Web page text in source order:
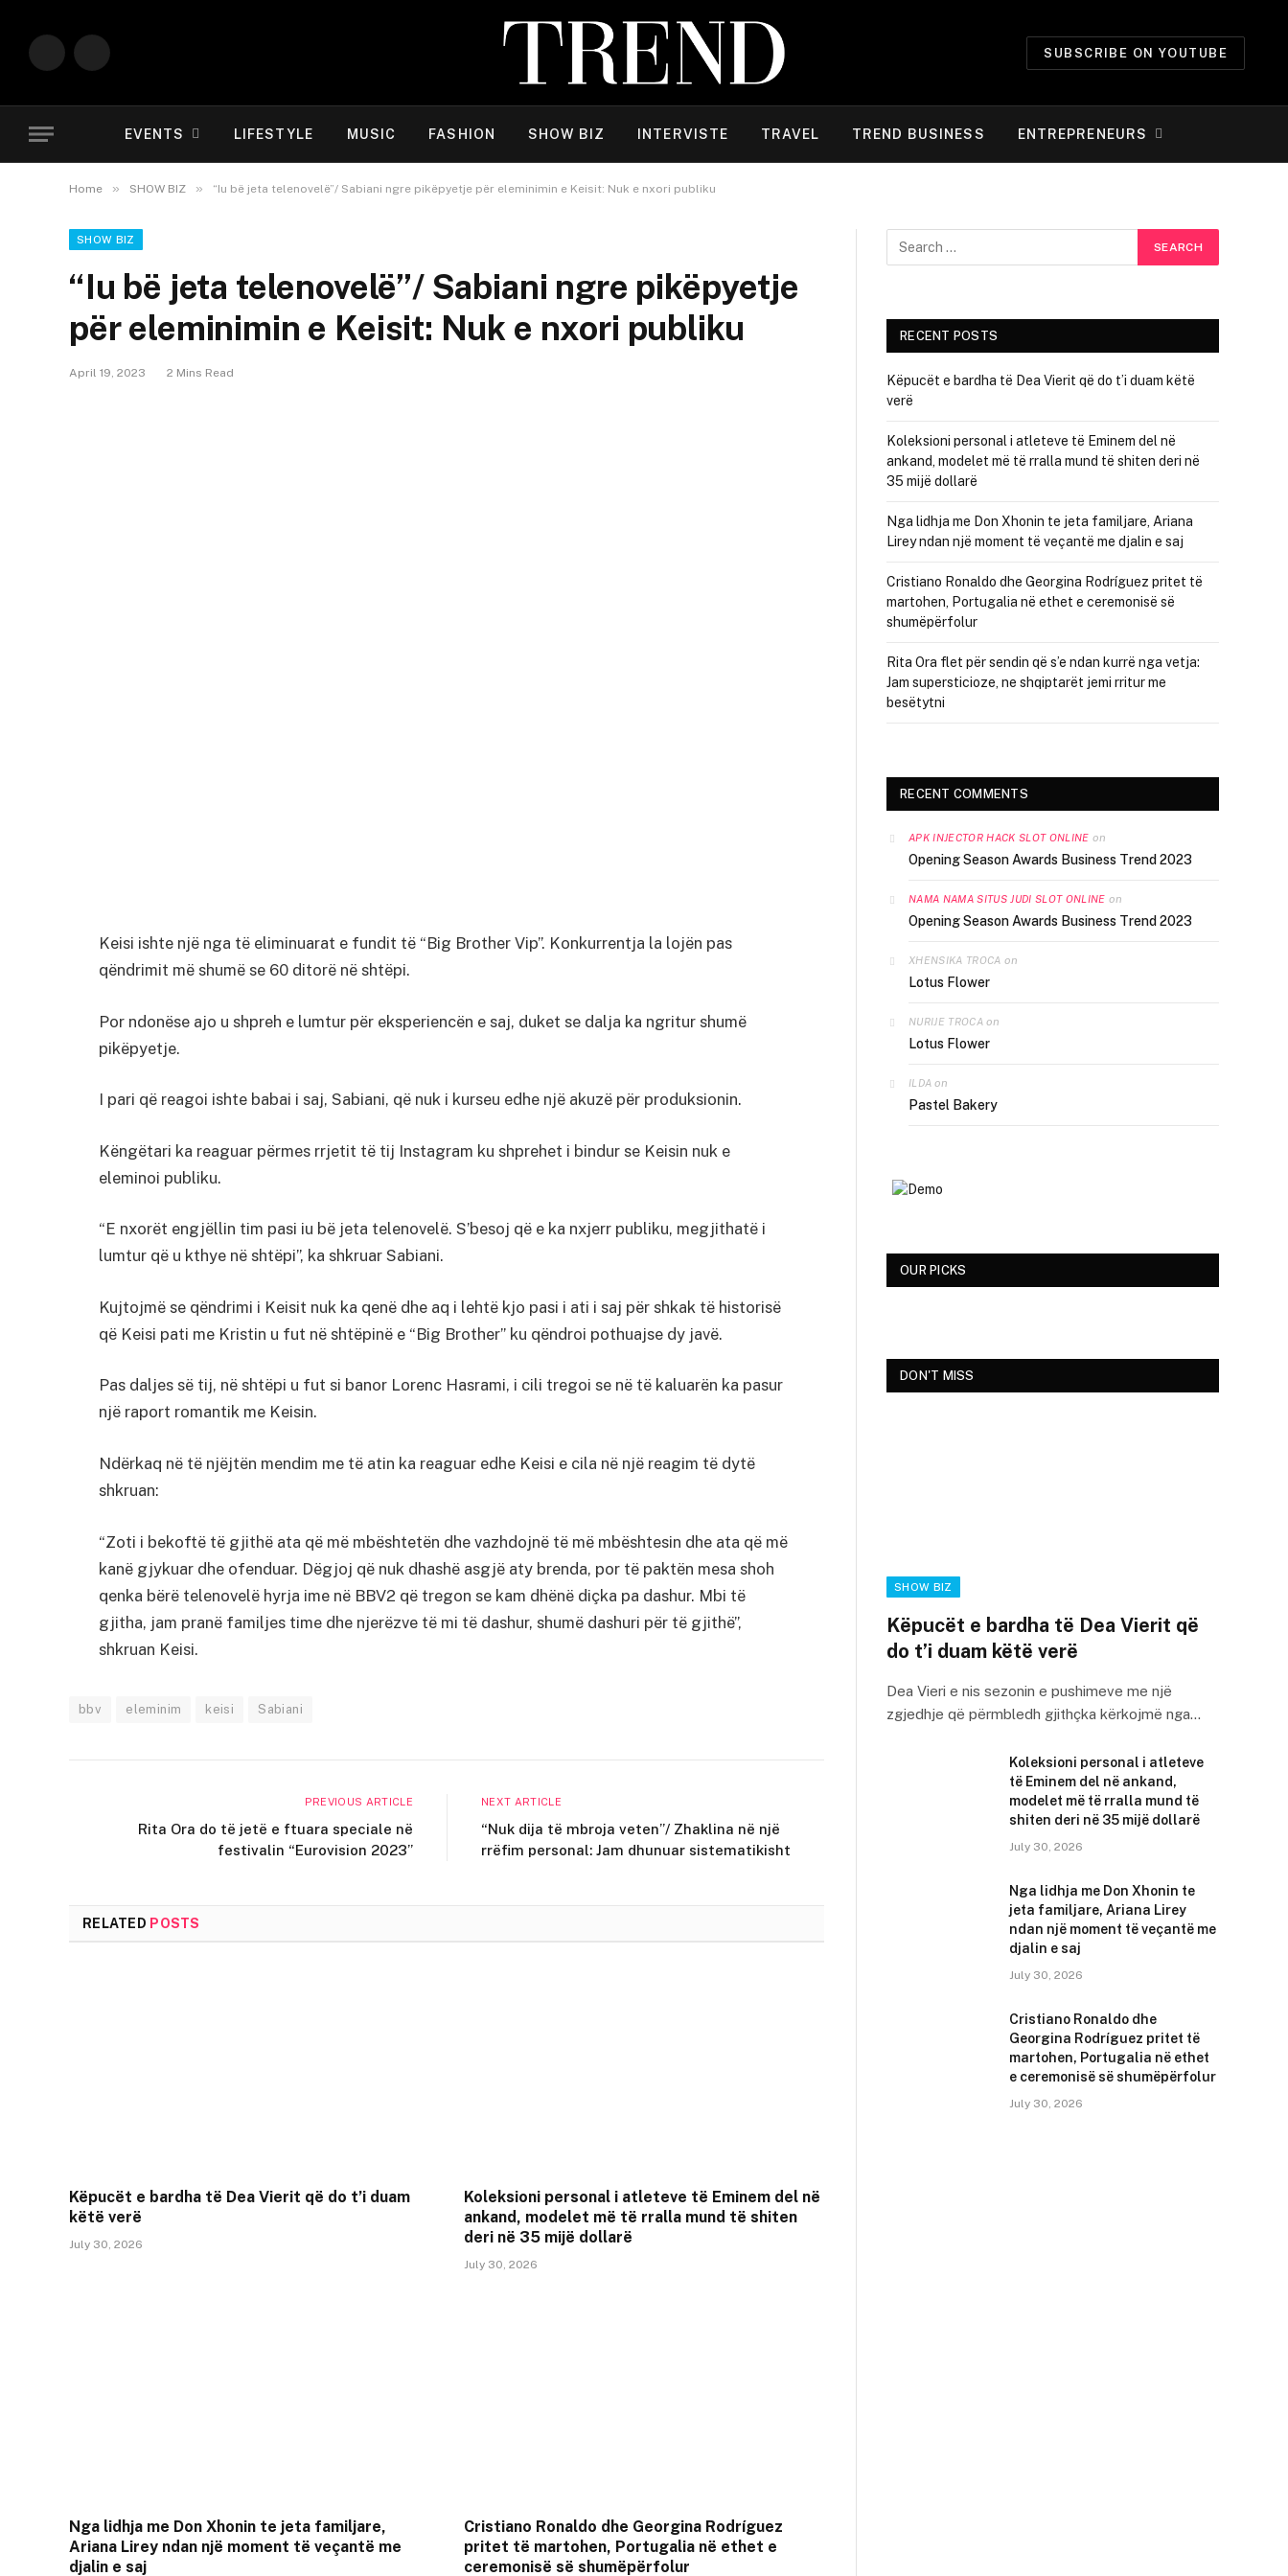
InstagramYouTube
SUBSCRIBE ON YOUTUBE
EVENTS LIFESTYLE MUSIC FASHION SHOW BIZ INTERVISTE TRAVEL TREND BUSINESS ENTREPRENEURS
Home » SHOW BIZ » “Iu bë jeta telenovelë”/ Sabiani ngre pikëpyetje për eleminimin e Keisit: Nuk e nxori publiku
SHOW BIZ
“Iu bë jeta telenovelë”/ Sabiani ngre pikëpyetje
për eleminimin e Keisit: Nuk e nxori publiku
April 19, 2023 2 Mins Read
Keisi ishte një nga të eliminuarat e fundit të “Big Brother Vip”. Konkurrentja la lojën pas
qëndrimit më shumë se 60 ditorë në shtëpi.
Por ndonëse ajo u shpreh e lumtur për eksperiencën e saj, duket se dalja ka ngritur shumë
pikëpyetje.
I pari që reagoi ishte babai i saj, Sabiani, që nuk i kurseu edhe një akuzë për produksionin.
Këngëtari ka reaguar përmes rrjetit të tij Instagram ku shprehet i bindur se Keisin nuk e
eleminoi publiku.
“E nxorët engjëllin tim pasi iu bë jeta telenovelë. S’besoj që e ka nxjerr publiku, megjithatë i
lumtur që u kthye në shtëpi”, ka shkruar Sabiani.
Kujtojmë se qëndrimi i Keisit nuk ka qenë dhe aq i lehtë kjo pasi i ati i saj për shkak të historisë
që Keisi pati me Kristin u fut në shtëpinë e “Big Brother” ku qëndroi pothuajse dy javë.
Pas daljes së tij, në shtëpi u fut si banor Lorenc Hasrami, i cili tregoi se në të kaluarën ka pasur
një raport romantik me Keisin.
Ndërkaq në të njëjtën mendim me të atin ka reaguar edhe Keisi e cila në një reagim të dytë
shkruan:
“Zoti i bekoftë të gjithë ata që më mbështetën dhe vazhdojnë të më mbështesin dhe ata që më
kanë gjykuar dhe ofenduar. Dëgjoj që nuk dhashë asgjë aty brenda, por të paktën mesa shoh
qenka bërë telenovelë hyrja ime në BBV2 që tregon se kam dhënë diçka pa dashur. Mbi të
gjitha, jam pranë familjes time dhe njerëzve të mi të dashur, shumë dashuri për të gjithë”,
shkruan Keisi.
bbv eleminim keisi Sabiani
PREVIOUS ARTICLE
Rita Ora do të jetë e ftuara speciale në
festivalin “Eurovision 2023”
NEXT ARTICLE
“Nuk dija të mbroja veten”/ Zhaklina në një
rrëfim personal: Jam dhunuar sistematikisht
RELATED POSTS
Këpucët e bardha të Dea Vierit që do t’i duam
këtë verë
July 30, 2026
Koleksioni personal i atleteve të Eminem del në
ankand, modelet më të rralla mund të shiten
deri në 35 mijë dollarë
July 30, 2026
Nga lidhja me Don Xhonin te jeta familjare,
Ariana Lirey ndan një moment të veçantë me
djalin e saj
Cristiano Ronaldo dhe Georgina Rodríguez
pritet të martohen, Portugalia në ethet e
ceremonisë së shumëpërfolur
RECENT POSTS
Këpucët e bardha të Dea Vierit që do t’i duam këtë
verë
Koleksioni personal i atleteve të Eminem del në
ankand, modelet më të rralla mund të shiten deri në
35 mijë dollarë
Nga lidhja me Don Xhonin te jeta familjare, Ariana
Lirey ndan një moment të veçantë me djalin e saj
Cristiano Ronaldo dhe Georgina Rodríguez pritet të
martohen, Portugalia në ethet e ceremonisë së
shumëpërfolur
Rita Ora flet për sendin që s’e ndan kurrë nga vetja:
Jam supersticioze, ne shqiptarët jemi rritur me
besëtytni
RECENT COMMENTS
APK INJECTOR HACK SLOT ONLINE on
Opening Season Awards Business Trend 2023
NAMA NAMA SITUS JUDI SLOT ONLINE on
Opening Season Awards Business Trend 2023
XHENSIKA TROCA on
Lotus Flower
NURIJE TROCAon
Lotus Flower
ILDA on
Pastel Bakery
OUR PICKS
DON'T MISS
SHOW BIZ
Këpucët e bardha të Dea Vierit që
do t’i duam këtë verë
Dea Vieri e nis sezonin e pushimeve me një
zgjedhje që përmbledh gjithçka kërkojmë nga…
Koleksioni personal i atleteve
të Eminem del në ankand,
modelet më të rralla mund të
shiten deri në 35 mijë dollarë
July 30, 2026
Nga lidhja me Don Xhonin te
jeta familjare, Ariana Lirey
ndan një moment të veçantë me
djalin e saj
July 30, 2026
Cristiano Ronaldo dhe
Georgina Rodríguez pritet të
martohen, Portugalia në ethet
e ceremonisë së shumëpërfolur
July 30, 2026